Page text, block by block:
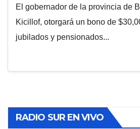
El gobernador de la provincia de
Kicillof, otorgará un bono de
jubilados y pensionados...
RADIO SUR EN VIVO